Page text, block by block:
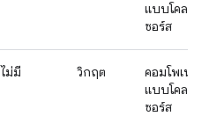
แบบโคลส
ซอร์ส
ไม่มี วิกฤต
คอมโพเน
แบบโคลส
ซอร์ส